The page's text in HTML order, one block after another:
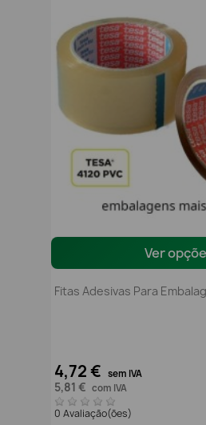
Ver
Fitas Adesivas Para
4,72 € sem IVA
5,81 € com IVA
0 Avaliação(ões)